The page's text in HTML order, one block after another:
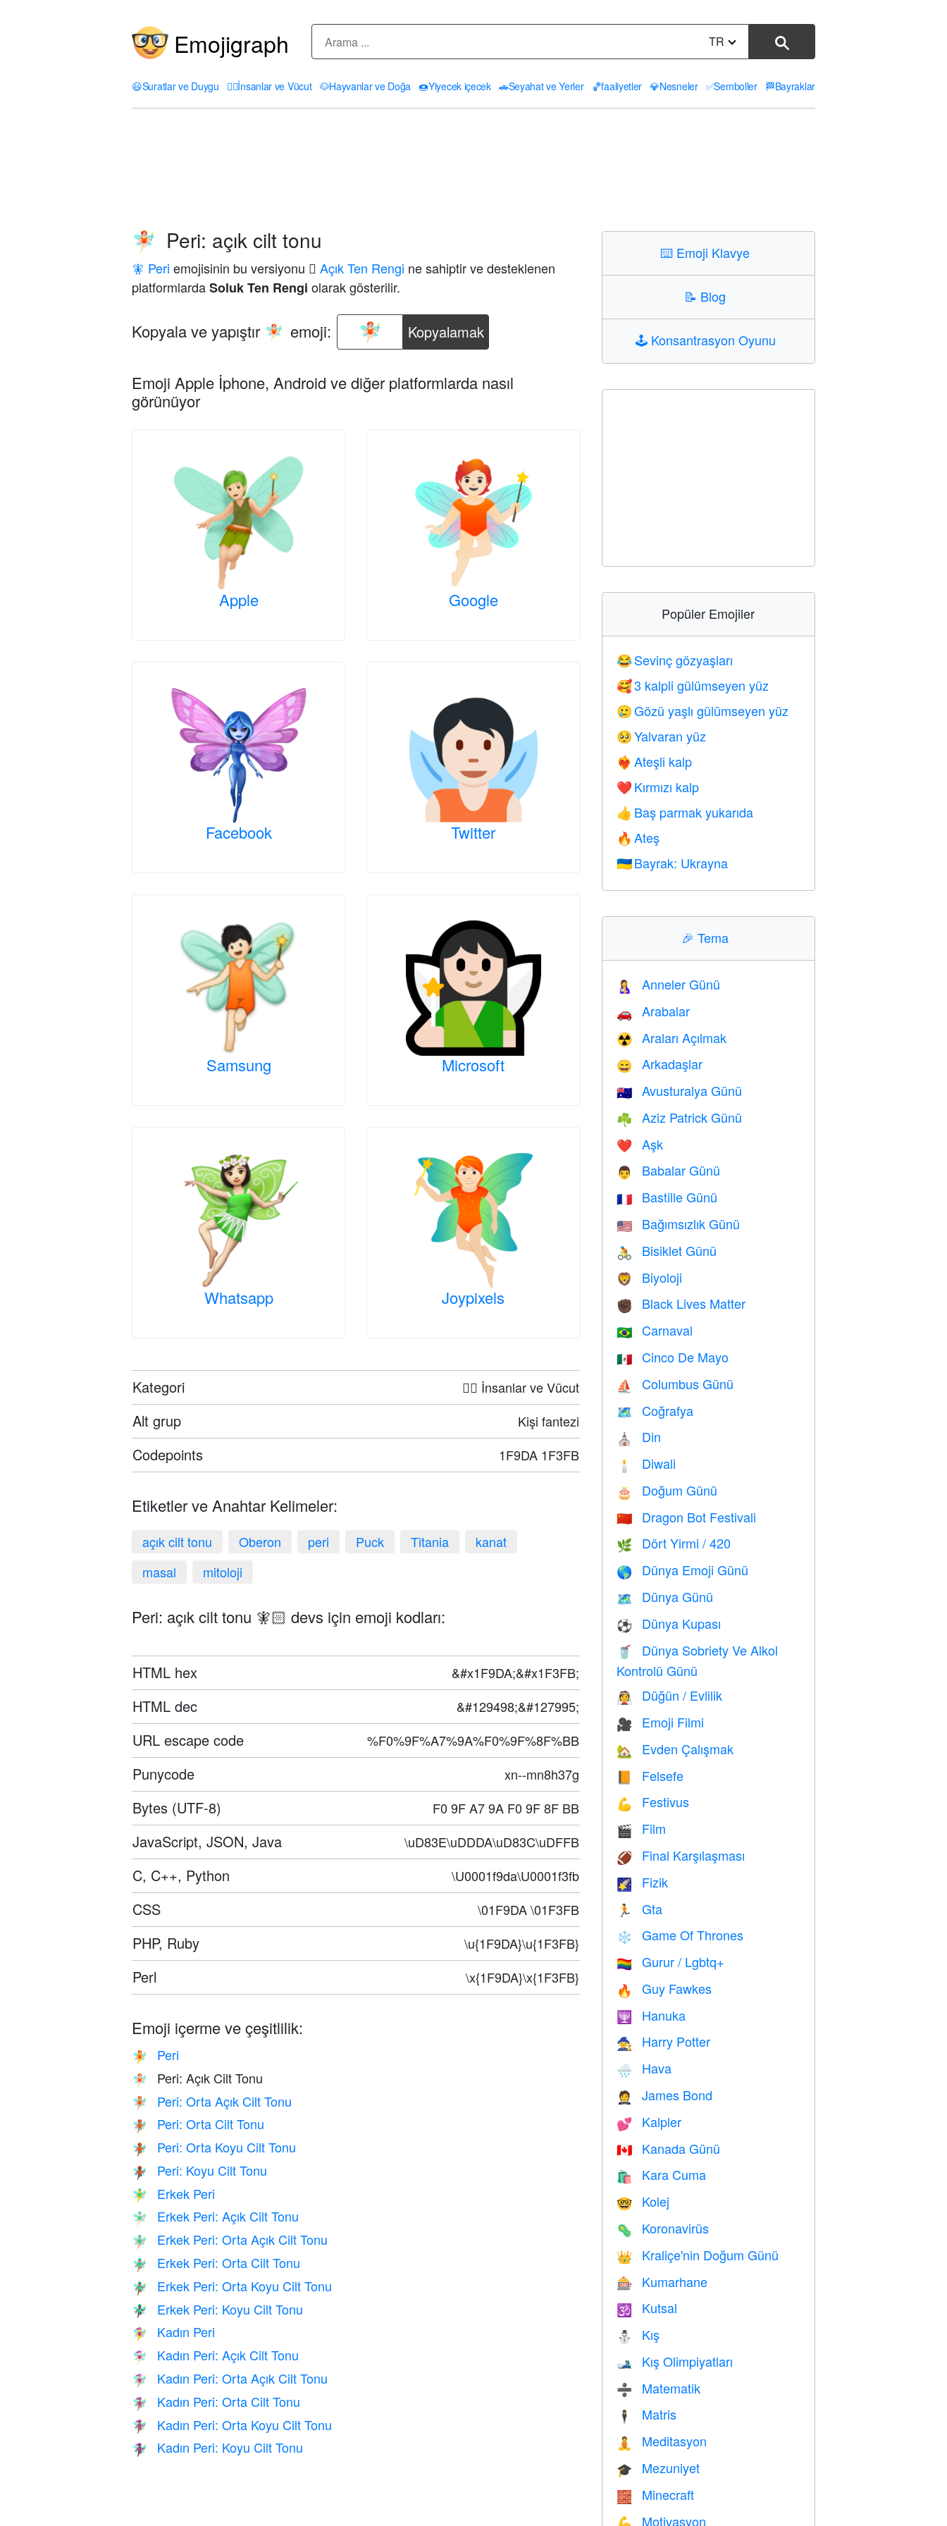
Emojigraph TR
😃Suratlar ve Duygu 🤦‍♀️İnsanlar ve Vücut 🐶Hayvanlar ve Doğa 🍩Yiyecek içecek 🚗Seyahat ve Yerler 🏀faaliyetler 💎Nesneler ✅Semboller 🏁Bayraklar
🧚🏻 Peri: açık cilt tonu
🧚 Peri emojisinin bu versiyonu 🏻 Açık Ten Rengi ne sahiptir ve desteklenen
platformlardaSoluk Ten Rengi olarak gösterilir.
Kopyala ve yapıştır 🧚🏻 emoji: Kopyalamak
Emoji Apple İphone, Android ve diğer platformlarda nasıl
görünüyor
Apple Google
Facebook Twitter
Samsung Microsoft
Whatsapp Joypixels
Kategori 🤦‍♀️ İnsanlar ve Vücut
Alt grup Kişi fantezi
Codepoints 1F9DA 1F3FB
Etiketler ve Anahtar Kelimeler:
açık cilt tonu Oberon peri Puck Titania
kanat
masal
mitoloji
Peri: açık cilt tonu 🧚🏻 devs için emoji kodları:
HTML hex &#x1F9DA;&#x1F3FB;
HTML dec &#129498;&#127995;
URL escape code %F0%9F%A7%9A%F0%9F%8F%BB
Punycode xn--mn8h37g
Bytes (UTF-8) F0 9F A7 9A F0 9F 8F BB
JavaScript, JSON, Java \uD83E\uDDDA\uD83C\uDFFB
C, C++, Python \U0001f9da\U0001f3fb
CSS \01F9DA \01F3FB
PHP, Ruby \u{1F9DA}\u{1F3FB}
Perl \x{1F9DA}\x{1F3FB}
Emoji içerme ve çeşitlilik:
🧚 Peri
🧚🏻 Peri: Açık Cilt Tonu
🧚🏼 Peri: Orta Açık Cilt Tonu
🧚🏽 Peri: Orta Cilt Tonu
🧚🏾 Peri: Orta Koyu Cilt Tonu
🧚🏿 Peri: Koyu Cilt Tonu
🧚‍♂️ Erkek Peri
🧚🏻‍♂️ Erkek Peri: Açık Cilt Tonu
🧚🏼‍♂️ Erkek Peri: Orta Açık Cilt Tonu
🧚🏽‍♂️ Erkek Peri: Orta Cilt Tonu
🧚🏾‍♂️ Erkek Peri: Orta Koyu Cilt Tonu
🧚🏿‍♂️ Erkek Peri: Koyu Cilt Tonu
🧚‍♀️ Kadın Peri
🧚🏻‍♀️ Kadın Peri: Açık Cilt Tonu
🧚🏼‍♀️ Kadın Peri: Orta Açık Cilt Tonu
🧚🏽‍♀️ Kadın Peri: Orta Cilt Tonu
🧚🏾‍♀️ Kadın Peri: Orta Koyu Cilt Tonu
🧚🏿‍♀️ Kadın Peri: Koyu Cilt Tonu
⌨️ Emoji Klavye
📝 Blog
🕹️ Konsantrasyon Oyunu
Popüler Emojiler
😂 Sevinç gözyaşları
🥰3 kalpli gülümseyen yüz
🥲 Gözü yaşlı gülümseyen yüz
🥺 Yalvaran yüz
❤️‍🔥 Ateşli kalp
❤️ Kırmızı kalp
👍 Baş parmak yukarıda
🔥 Ateş
🇺🇦 Bayrak: Ukrayna
🎉Tema
🤱 Anneler Günü
🚗 Arabalar
☢️ Araları Açılmak
😄 Arkadaşlar
🇦🇺 Avusturalya Günü
☘️ Aziz Patrick Günü
❤️️ Aşk
👨 Babalar Günü
🇫🇷 Bastille Günü
🇺🇸 Bağımsızlık Günü
🚴 Bisiklet Günü
🦁 Biyoloji
✊🏿 Black Lives Matter
🇧🇷 Carnaval
🇲🇽 Cinco De Mayo
⛵️ Columbus Günü
🗺 Coğrafya
⛪️ Din
🕯 Diwali
🎂 Doğum Günü
🇨🇳 Dragon Bot Festivali
🌿 Dört Yirmi / 420
🌎 Dünya Emoji Günü
🗺️ Dünya Günü
⚽ Dünya Kupası
🥤
Dünya Sobriety Ve Alkol
Kontrolü Günü
👰 Düğün / Evlilik
🎥 Emoji Filmi
🏡 Evden Çalışmak
Felsefe
💪 Festivus
🎬 Film
🏈 Final Karşılaşması
🌠 Fizik
🏃 Gta
❄️ Game Of Thrones
🏳️‍🌈 Gurur / Lgbtq+
🔥 Guy Fawkes
🕎 Hanuka
🧙 Harry Potter
🌧 Hava
🤵 James Bond
💕 Kalpler
🇨🇦 Kanada Günü
🛍 Kara Cuma
🤓 Kolej
🦠 Koronavirüs
👑 Kraliçe'nin Doğum Günü
🎰 Kumarhane
🕉 Kutsal
⛄ Kış
🎿 Kış Olimpiyatları
➗ Matematik
🕴️ Matris
🧘 Meditasyon
🎓 Mezuniyet
🧱 Minecraft
Motivasyon